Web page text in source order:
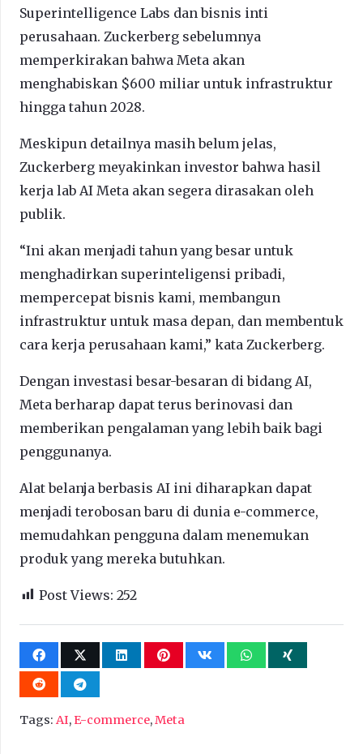
Superintelligence Labs dan bisnis inti
perusahaan. Zuckerberg sebelumnya
memperkirakan bahwa Meta akan
menghabiskan $600 miliar untuk infrastruktur
hingga tahun 2028.
Meskipun detailnya masih belum jelas,
Zuckerberg meyakinkan investor bahwa hasil
kerja lab AI Meta akan segera dirasakan oleh
publik.
“Ini akan menjadi tahun yang besar untuk
menghadirkan superinteligensi pribadi,
mempercepat bisnis kami, membangun
infrastruktur untuk masa depan, dan membentuk
cara kerja perusahaan kami,” kata Zuckerberg.
Dengan investasi besar-besaran di bidang AI,
Meta berharap dapat terus berinovasi dan
memberikan pengalaman yang lebih baik bagi
penggunanya.
Alat belanja berbasis AI ini diharapkan dapat
menjadi terobosan baru di dunia e-commerce,
memudahkan pengguna dalam menemukan
produk yang mereka butuhkan.
Post Views: 252
Tags: AI,E-commerce,Meta